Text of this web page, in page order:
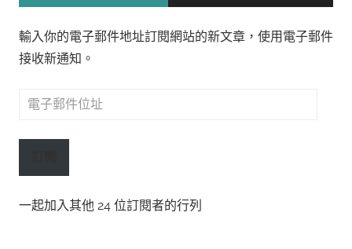
輸入你的電子郵件地址訂閱網站的新文章，使用電子郵件
接收新通知。
電
郵
址
一起加入其他 24 位訂閱者的行列